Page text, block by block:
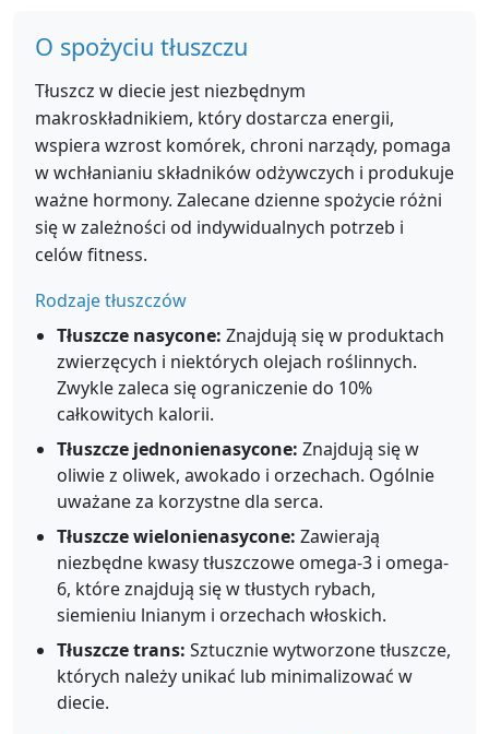
O spożyciu tłuszczu
Tłuszcz w diecie jest niezbędnym
makroskładnikiem, który dostarcza energii,
wspiera wzrost komórek, chroni narządy, pomaga
w wchłanianiu składników odżywczych i produkuje
ważne hormony. Zalecane dzienne spożycie różni
się w zależności od indywidualnych potrzeb i
celów fitness.
Rodzaje tłuszczów
Tłuszcze nasycone: Znajdują się w produktach
zwierzęcych i niektórych olejach roślinnych.
Zwykle zaleca się ograniczenie do 10%
całkowitych kalorii.
Tłuszcze jednonienasycone: Znajdują się w
oliwie z oliwek, awokado i orzechach. Ogólnie
uważane za korzystne dla serca.
Tłuszcze wielonienasycone: Zawierają
niezbędne kwasy tłuszczowe omega-3 i omega-
6, które znajdują się w tłustych rybach,
siemieniu lnianym i orzechach włoskich.
Tłuszcze trans: Sztucznie wytworzone tłuszcze,
których należy unikać lub minimalizować w
diecie.